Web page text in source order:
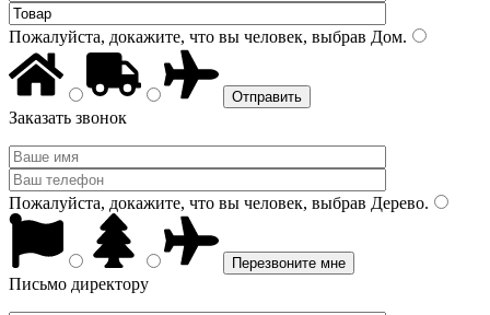
Пожалуйста, докажите, что вы человек, выбрав Дом.
Заказать звонок
Пожалуйста, докажите, что вы человек, выбрав Дерево.
Письмо директору